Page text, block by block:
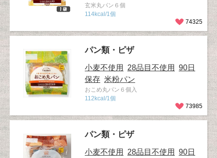
玄米丸パン６個
114kcal/1個
74325
パン類・ピザ
小麦不使用 28品目不使用
90日
保存 米粉パン
おこめ丸パン６個入
112kcal/1個
73985
パン類・ピザ
小麦不使用 28品目不使用
90日